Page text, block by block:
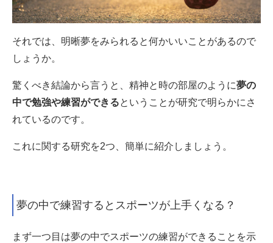
それでは、明晰夢をみられると何かいいことがあるので
しょうか。
驚くべき結論から言うと、精神と時の部屋のように夢の
中で勉強や練習ができるということが研究で明らかにさ
れているのです。
これに関する研究を2つ、簡単に紹介しましょう。
夢の中で練習するとスポーツが上手くなる？
まず一つ目は夢の中でスポーツの練習ができることを示